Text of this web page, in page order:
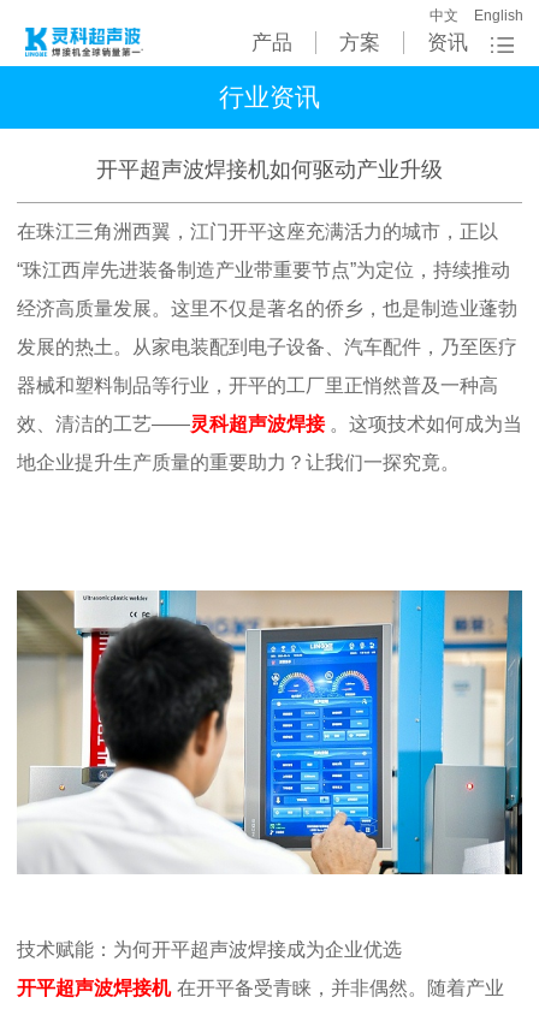
产品 方案 资讯
中文 English
行业资讯
开平超声波焊接机如何驱动产业升级
在珠江三角洲西翼，江门开平这座充满活力的城市，正以
“珠江西岸先进装备制造产业带重要节点”为定位，持续推动
经济高质量发展。这里不仅是著名的侨乡，也是制造业蓬勃
发展的热土。从家电装配到电子设备、汽车配件，乃至医疗
器械和塑料制品等行业，开平的工厂里正悄然普及一种高
效、清洁的工艺——灵科超声波焊接 。这项技术如何成为当
地企业提升生产质量的重要助力？让我们一探究竟。
技术赋能：为何开平超声波焊接成为企业优选
开平超声波焊接机 在开平备受青睐，并非偶然。随着产业